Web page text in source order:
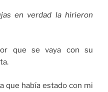
en verdad la hirieron
que se vaya con su
que había estado con mi